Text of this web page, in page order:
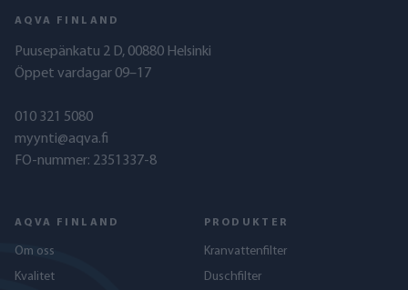
AQVA FINLAND
Puusepänkatu 2 D, 00880 Helsinki
Öppet vardagar 09–17
010 321 5080
myynti@aqva.fi
FO-nummer: 2351337-8
AQVA FINLAND
Om oss
Kvalitet
PRODUKTER
Kranvattenfilter
Duschfilter